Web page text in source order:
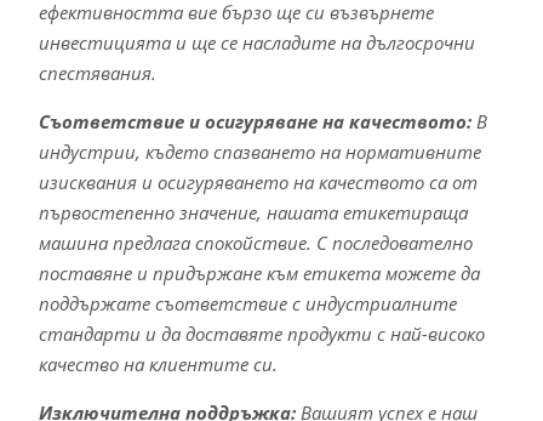
ефективността вие бързо ще си възвърнете
инвестицията и ще се насладите на дългосрочни
спестявания.
Съответствие и осигуряване на качеството:В
индустрии, където спазването на нормативните
изисквания и осигуряването на качеството са от
първостепенно значение, нашата етикетираща
машина предлага спокойствие. С последователно
поставяне и придържане към етикета можете да
поддържате съответствие с индустриалните
стандарти и да доставяте продукти с най-високо
качество на клиентите си.
Изключителна поддръжка:Вашият успех е наш